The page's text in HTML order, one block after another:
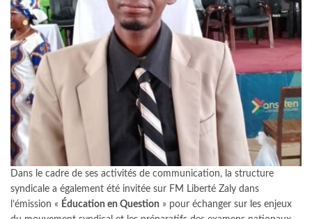
Dans le cadre de ses activités de communication, la structure
syndicale a également été invitée sur FM Liberté Zaly dans
l’émission « Éducation en Question » pour échanger sur les enjeux